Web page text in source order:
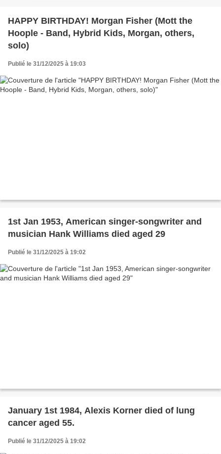
HAPPY BIRTHDAY! Morgan Fisher (Mott the
Hoople - Band, Hybrid Kids, Morgan, others,
solo)
Publié le 31/12/2025 à 19:03
1st Jan 1953, American singer-songwriter and
musician Hank Williams died aged 29
Publié le 31/12/2025 à 19:02
January 1st 1984, Alexis Korner died of lung
cancer aged 55.
Publié le 31/12/2025 à 19:02